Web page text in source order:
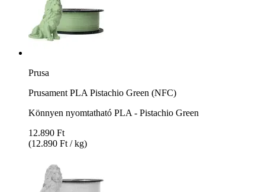
Prusa
Prusament PLA Pistachio Green (NFC)
Könnyen nyomtatható PLA - Pistachio Green
12.890 Ft
(12.890 Ft / kg)